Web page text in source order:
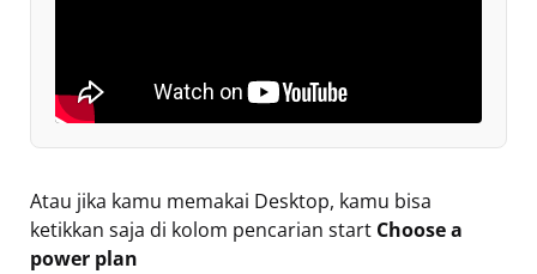
Atau jika kamu memakai Desktop, kamu bisa
ketikkan saja di kolom pencarian start Choose a
power plan